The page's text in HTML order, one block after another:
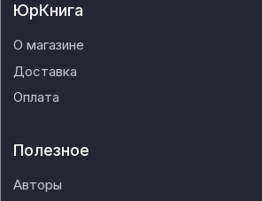
ЮрКнига
О магазине
Доставка
Оплата
Полезное
Авторы